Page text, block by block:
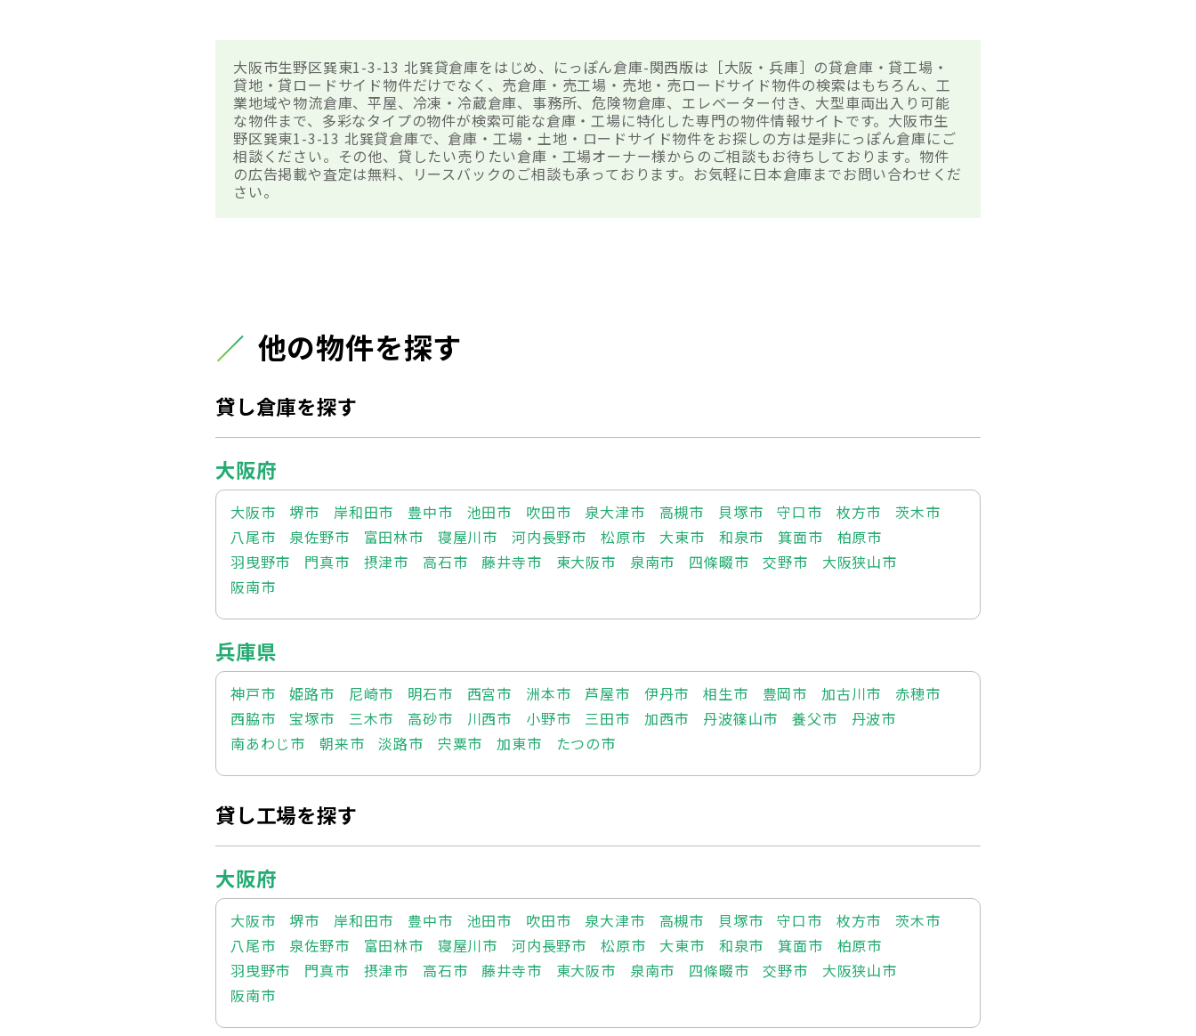
大阪市生野区巽東1-3-13 北巽貸倉庫をはじめ、にっぽん倉庫-関西版は［大阪・兵庫］の貸倉庫・貸工場・
貸地・貸ロードサイド物件だけでなく、売倉庫・売工場・売地・売ロードサイド物件の検索はもちろん、工
業地域や物流倉庫、平屋、冷凍・冷蔵倉庫、事務所、危険物倉庫、エレベーター付き、大型車両出入り可能
な物件まで、多彩なタイプの物件が検索可能な倉庫・工場に特化した専門の物件情報サイトです。大阪市生
野区巽東1-3-13 北巽貸倉庫で、倉庫・工場・土地・ロードサイド物件をお探しの方は是非にっぽん倉庫にご
相談ください。その他、貸したい売りたい倉庫・工場オーナー様からのご相談もお待ちしております。物件
の広告掲載や査定は無料、リースバックのご相談も承っております。お気軽に日本倉庫までお問い合わせくだ
さい。
他の物件を探す
貸し倉庫を探す
大阪府
大阪市 堺市 岸和田市 豊中市 池田市 吹田市 泉大津市 高槻市 貝塚市 守口市 枚方市
茨木市
八尾市
泉佐野市 富田林市 寝屋川市 河内長野市 松原市 大東市 和泉市 箕面市
柏原市
羽曳野市
門真市 摂津市 高石市 藤井寺市 東大阪市 泉南市 四條畷市 交野市
大阪狭山市
阪南市
兵庫県
神戸市 姫路市 尼崎市 明石市 西宮市 洲本市 芦屋市 伊丹市 相生市 豊岡市 加古川市
赤穂市
西脇市
宝塚市 三木市 高砂市 川西市 小野市 三田市 加西市 丹波篠山市 養父市
丹波市
南あわじ市
朝来市 淡路市 宍粟市 加東市 たつの市
貸し工場を探す
大阪府
大阪市 堺市 岸和田市 豊中市 池田市 吹田市 泉大津市 高槻市 貝塚市 守口市 枚方市
茨木市
八尾市
泉佐野市 富田林市 寝屋川市 河内長野市 松原市 大東市 和泉市 箕面市
柏原市
羽曳野市
門真市 摂津市 高石市 藤井寺市 東大阪市 泉南市 四條畷市 交野市
大阪狭山市
阪南市